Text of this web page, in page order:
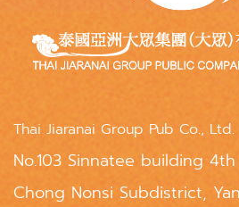
Thai Jiaranai Group Pub Co., Ltd.
No.103 Sinnatee building
Chong Nonsi Subdistrict,